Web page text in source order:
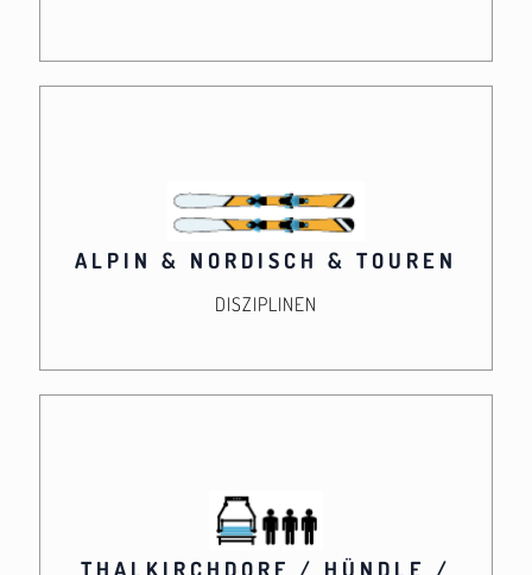
ALPIN & NORDISCH & TOUREN
DISZIPLINEN
THALKIRCHDORF / HÜNDLE /